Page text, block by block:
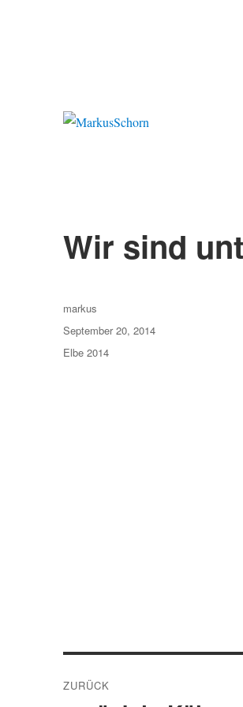
Wir sind
Autor
markus
Veröffentlicht
am
September 20, 2014
Kategorien
Elbe 2014
ZURÜCK